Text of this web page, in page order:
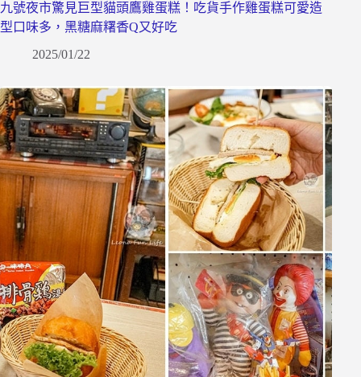
九號夜市驚見巨型貓頭鷹雞蛋糕！吃貨手作雞蛋糕可愛造
型口味多，黑糖麻糬香Q又好吃
2025/01/22